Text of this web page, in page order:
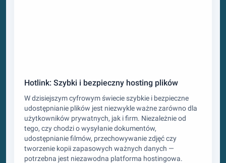
Hotlink: Szybki i bezpieczny hosting plików
W dzisiejszym cyfrowym świecie szybkie i bezpieczne
udostępnianie plików jest niezwykle ważne zarówno dla
użytkowników prywatnych, jak i firm. Niezależnie od
tego, czy chodzi o wysyłanie dokumentów,
udostępnianie filmów, przechowywanie zdjęć czy
tworzenie kopii zapasowych ważnych danych —
potrzebna jest niezawodna platforma hostingowa.